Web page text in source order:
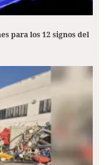
para los 12 signos del